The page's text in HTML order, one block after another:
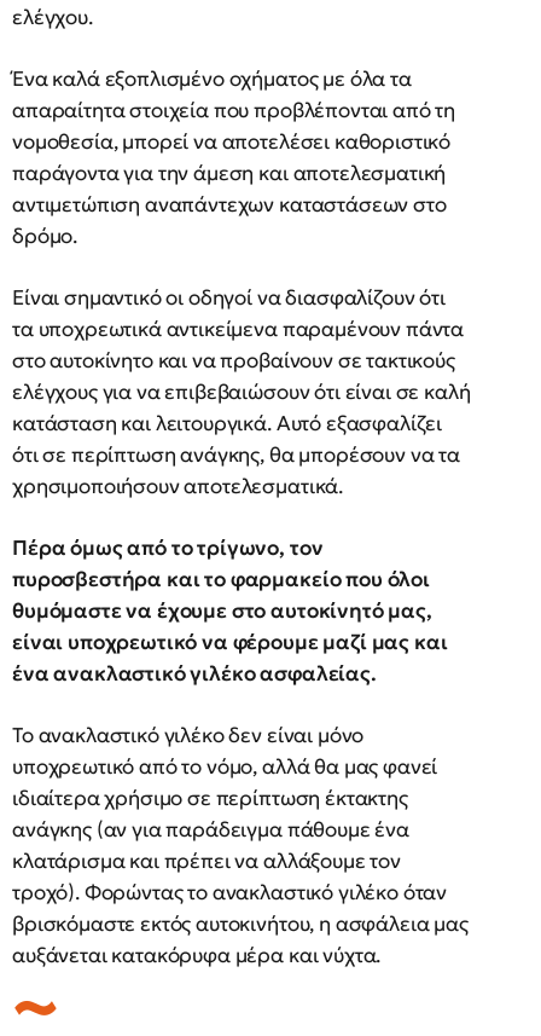
ελέγχου.
Ένα καλά εξοπλισμένο οχήματος με όλα τα
απαραίτητα στοιχεία που προβλέπονται από τη
νομοθεσία, μπορεί να αποτελέσει καθοριστικό
παράγοντα για την άμεση και αποτελεσματική
αντιμετώπιση αναπάντεχων καταστάσεων στο
δρόμο.
Είναι σημαντικό οι οδηγοί να διασφαλίζουν ότι
τα υποχρεωτικά αντικείμενα παραμένουν πάντα
στο αυτοκίνητο και να προβαίνουν σε τακτικούς
ελέγχους για να επιβεβαιώσουν ότι είναι σε καλή
κατάσταση και λειτουργικά. Αυτό εξασφαλίζει
ότι σε περίπτωση ανάγκης, θα μπορέσουν να τα
χρησιμοποιήσουν αποτελεσματικά.
Πέρα όμως από το τρίγωνο, τον
πυροσβεστήρα και το φαρμακείο που όλοι
θυμόμαστε να έχουμε στο αυτοκίνητό μας,
είναι υποχρεωτικό να φέρουμε μαζί μας και
ένα ανακλαστικό γιλέκο ασφαλείας.
Το ανακλαστικό γιλέκο δεν είναι μόνο
υποχρεωτικό από το νόμο, αλλά θα μας φανεί
ιδιαίτερα χρήσιμο σε περίπτωση έκτακτης
ανάγκης (αν για παράδειγμα πάθουμε ένα
κλατάρισμα και πρέπει να αλλάξουμε τον
τροχό). Φορώντας το ανακλαστικό γιλέκο όταν
βρισκόμαστε εκτός αυτοκινήτου, η ασφάλεια μας
αυξάνεται κατακόρυφα μέρα και νύχτα.